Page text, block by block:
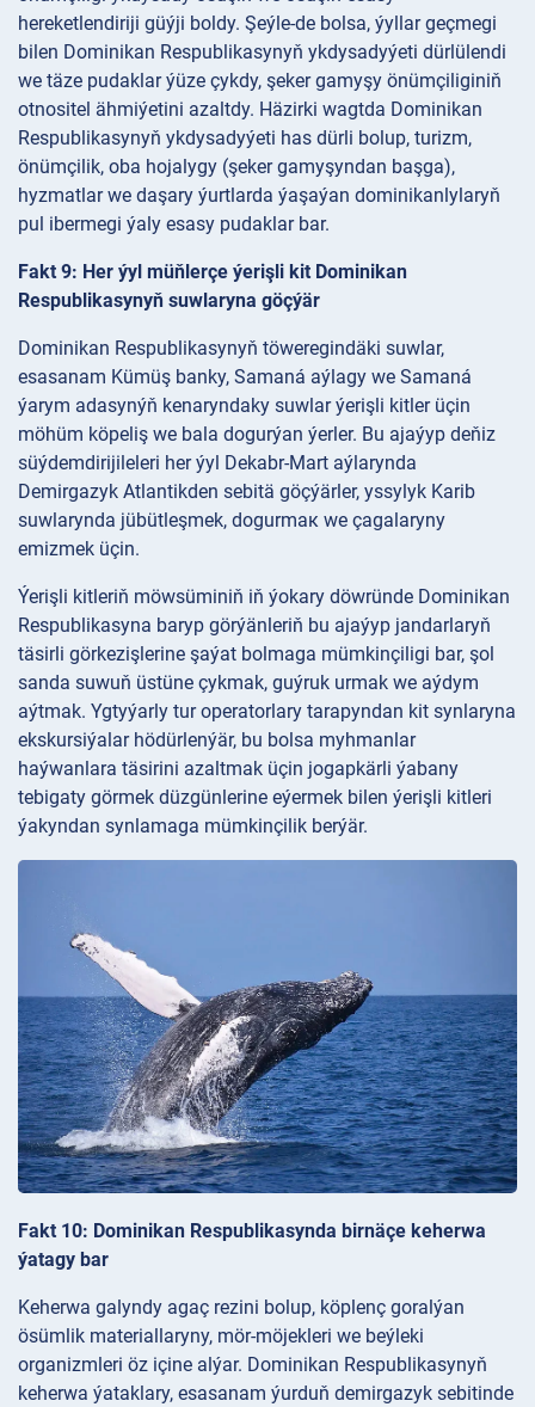
hereketlendiriji güýji boldy. Şeýle-de bolsa, ýyllar geçmegi
bilen Dominikan Respublikasynyň ykdysadyýeti dürlülendi
we täze pudaklar ýüze çykdy, şeker gamyşy önümçiliginiň
otnositel ähmiýetini azaltdy. Häzirki wagtda Dominikan
Respublikasynyň ykdysadyýeti has dürli bolup, turizm,
önümçilik, oba hojalygy (şeker gamyşyndan başga),
hyzmatlar we daşary ýurtlarda ýaşaýan dominikanlylaryň
pul ibermegi ýaly esasy pudaklar bar.
Fakt 9: Her ýyl müňlerçe ýerişli kit Dominikan
Respublikasynyň suwlaryna göçýär
Dominikan Respublikasynyň töweregindäki suwlar,
esasanam Kümüş banky, Samaná aýlagy we Samaná
ýarym adasynýň kenaryndaky suwlar ýerişli kitler üçin
möhüm köpeliş we bala dogurýan ýerler. Bu ajaýyp deňiz
süýdemdirijileleri her ýyl Dekabr-Mart aýlarynda
Demirgazyk Atlantikden sebitä göçýärler, yssylyk Karib
suwlarynda jübütleşmek, dogurmaк we çagalaryny
emizmek üçin.
Ýerişli kitleriň möwsüminiň iň ýokary döwründe Dominikan
Respublikasyna baryp görýänleriň bu ajaýyp jandarlaryň
täsirli görkezişlerine şaýat bolmaga mümkinçiligi bar, şol
sanda suwuň üstüne çykmak, guýruk urmak we aýdym
aýtmak. Ygtyýarly tur operatorlary tarapyndan kit synlaryna
ekskursiýalar hödürlenýär, bu bolsa myhmanlar
haýwanlara täsirini azaltmak üçin jogapkärli ýabany
tebigaty görmek düzgünlerine eýermek bilen ýerişli kitleri
ýakyndan synlamaga mümkinçilik berýär.
Fakt 10: Dominikan Respublikasynda birnäçe keherwa
ýatagy bar
Keherwa galyndy agaç rezini bolup, köplenç goralýan
ösümlik materiallaryny, mör-möjekleri we beýleki
organizmleri öz içine alýar. Dominikan Respublikasynyň
keherwa ýataklary, esasanam ýurduň demirgazyk sebitinde